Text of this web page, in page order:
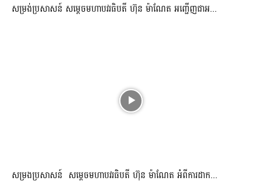
សម្រង់ប្រសាសន៍ សម្ដេចមហាបវរធិបតី ហ៊ុន ម៉ាណែត អញ្ជើញជាអ...
សម្រងប្រសាសន៍ សម្ដេចមហាបវរធិបតី ហ៊ុន ម៉ាណែត អំពីការដាក...